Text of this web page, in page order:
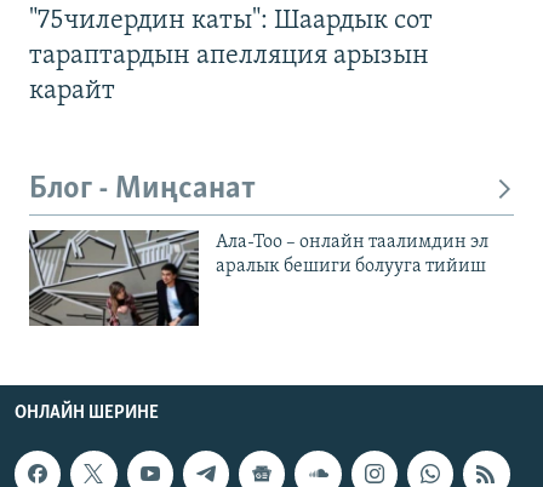
"75чилердин каты": Шаардык сот
тараптардын апелляция арызын
карайт
Блог - Миңсанат
Ала-Тоо – онлайн таалимдин эл
аралык бешиги болууга тийиш
ОНЛАЙН ШЕРИНЕ